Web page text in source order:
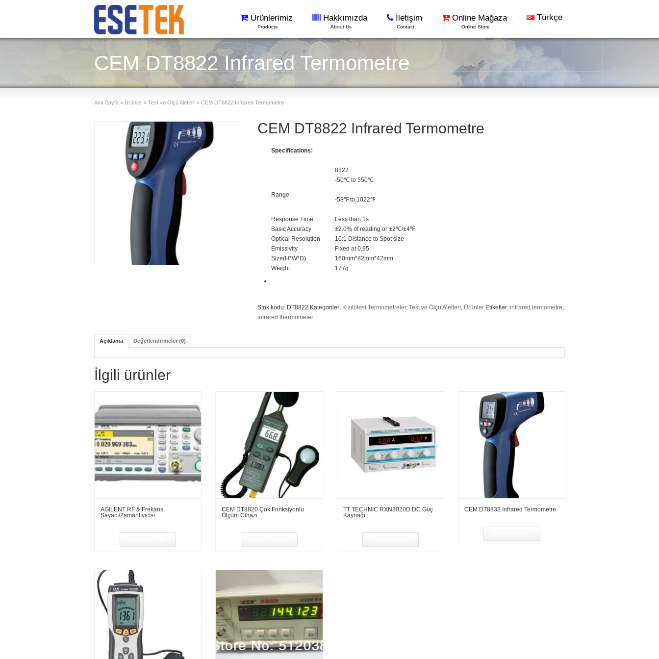
Ürünlerimiz
Products
Hakkımızda
About Us
İletişim
Contact
Online Mağaza
Online Store
Türkçe
CEM DT8822 Infrared Termometre
Ana Sayfa » Ürünler » Test ve Ölçü Aletleri » CEM DT8822 Infrared Termometre
CEM DT8822 Infrared Termometre
Specifications:
8822
Range
-50℃ to 550℃
-58℉ to 1022℉
Response Time
Less than 1s
Basic Accuracy
±2.0% of reading or ±2℃/±4℉
Optical Resolution
10:1 Distance to Spot size
Emissivity
Fixed at 0.95
Size(H*W*D)
160mm*82mm*42mm
Weight
177g
Stok kodu: DT8822 Kategoriler: Kızılötesi Termometreler, Test ve Ölçü Aletleri, Ürünler Etiketler: infrared termometre,
infrared thermometer
Açıklama Değerlendirmeler (0)
İlgili ürünler
AGILENT RF & Frekans
Sayacı/Zamanlıyıcısı
CEM DT8820 Çok Fonksiyonlu
Ölçüm Cihazı
TT TECHNIC RXN3020D DC Güç
Kaynağı
CEM DT8833 Infrared Termometre